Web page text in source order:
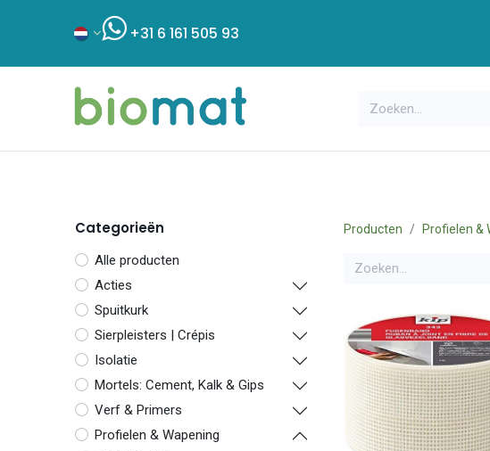
+31 6 161 505 93
Categorieën
Alle producten
Acties
Spuitkurk
Sierpleisters | Crépis
Isolatie
Mortels: Cement, Kalk & Gips
Verf & Primers
Profielen & Wapening
Producten Profielen &